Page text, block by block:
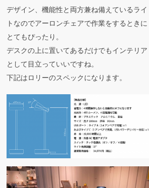
デザイン、機能性と両方兼ね備えているライ
トなのでアーロンチェアで作業をするときに
とてもぴったり。
デスクの上に置いてあるだけでもインテリア
として目立っていいですね。
下記はロリーのスペックになります。